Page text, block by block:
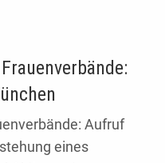
Aufruf
eines